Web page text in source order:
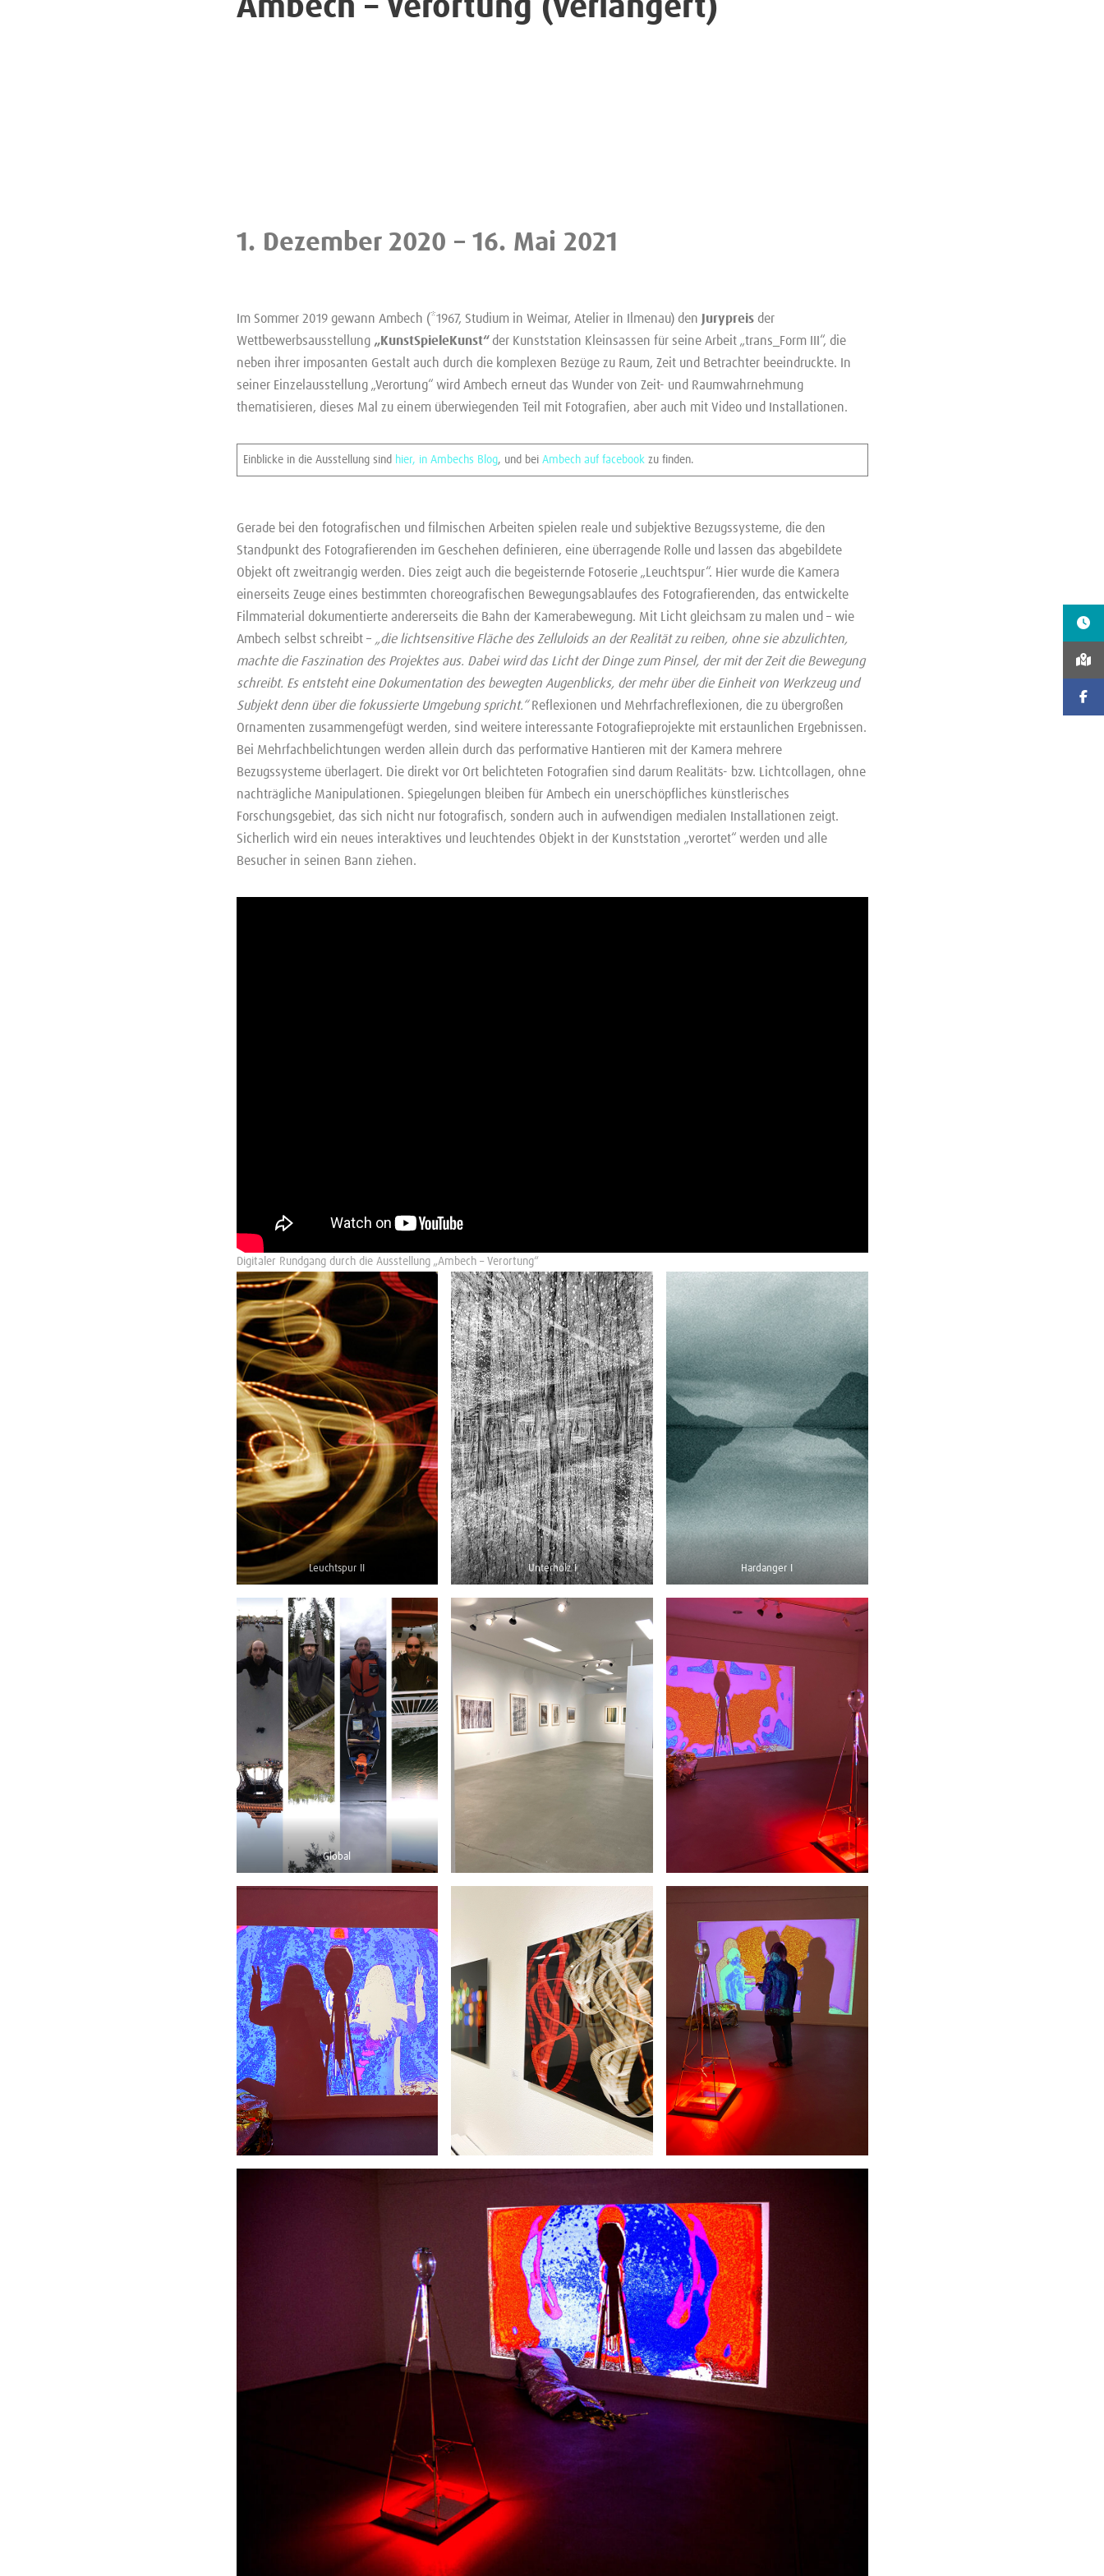
Ambech – Verortung (verlängert)
1. Dezember 2020 – 16. Mai 2021
Im Sommer 2019 gewann Ambech (*1967, Studium in Weimar, Atelier in Ilmenau) den Jurypreisder
Wettbewerbsausstellung „KunstSpieleKunst“ der Kunststation Kleinsassen für seine Arbeit „trans_Form III“, die
neben ihrer imposanten Gestalt auch durch die komplexen Bezüge zu Raum, Zeit und Betrachter beeindruckte. In
seiner Einzelausstellung „Verortung“ wird Ambech erneut das Wunder von Zeit- und Raumwahrnehmung
thematisieren, dieses Mal zu einem überwiegenden Teil mit Fotografien, aber auch mit Video und Installationen.
Einblicke in die Ausstellung sind hier, in Ambechs Blog, und bei Ambech auf facebook zu finden.
Gerade bei den fotografischen und filmischen Arbeiten spielen reale und subjektive Bezugssysteme, die den
Standpunkt des Fotografierenden im Geschehen definieren, eine überragende Rolle und lassen das abgebildete
Objekt oft zweitrangig werden. Dies zeigt auch die begeisternde Fotoserie „Leuchtspur“. Hier wurde die Kamera
einerseits Zeuge eines bestimmten choreografischen Bewegungsablaufes des Fotografierenden, das entwickelte
Filmmaterial dokumentierte andererseits die Bahn der Kamerabewegung. Mit Licht gleichsam zu malen und – wie
Ambech selbst schreibt – „die lichtsensitive Fläche des Zelluloids an der Realität zu reiben, ohne sie abzulichten,
machte die Faszination des Projektes aus. Dabei wird das Licht der Dinge zum Pinsel, der mit der Zeit die Bewegung
schreibt. Es entsteht eine Dokumentation des bewegten Augenblicks, der mehr über die Einheit von Werkzeug und
Subjekt denn über die fokussierte Umgebung spricht.“Reflexionen und Mehrfachreflexionen, die zu übergroßen
Ornamenten zusammengefügt werden, sind weitere interessante Fotografieprojekte mit erstaunlichen Ergebnissen.
Bei Mehrfachbelichtungen werden allein durch das performative Hantieren mit der Kamera mehrere
Bezugssysteme überlagert. Die direkt vor Ort belichteten Fotografien sind darum Realitäts- bzw. Lichtcollagen, ohne
nachträgliche Manipulationen. Spiegelungen bleiben für Ambech ein unerschöpfliches künstlerisches
Forschungsgebiet, das sich nicht nur fotografisch, sondern auch in aufwendigen medialen Installationen zeigt.
Sicherlich wird ein neues interaktives und leuchtendes Objekt in der Kunststation „verortet“ werden und alle
Besucher in seinen Bann ziehen.
Digitaler Rundgang durch die Ausstellung „Ambech – Verortung“
Leuchtspur II Unterholz I Hardanger I
Global